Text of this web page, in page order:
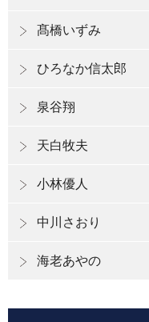
髙橋いずみ
ひろなか信太郎
泉谷翔
天白牧夫
小林優人
中川さおり
海老あやの